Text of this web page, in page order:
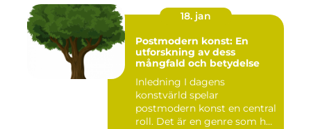
18. jan
Postmodern konst: En
utforskning av dess
mångfald och betydelse
Inledning I dagens
konstvärld spelar
postmodern konst en central
roll. Det är en genre som har